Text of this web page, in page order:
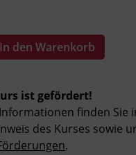
im Verkaufs- und
beraten und die
In den Warenkorb
ist gefördert!
finden Sie
des Kurses sowie
.